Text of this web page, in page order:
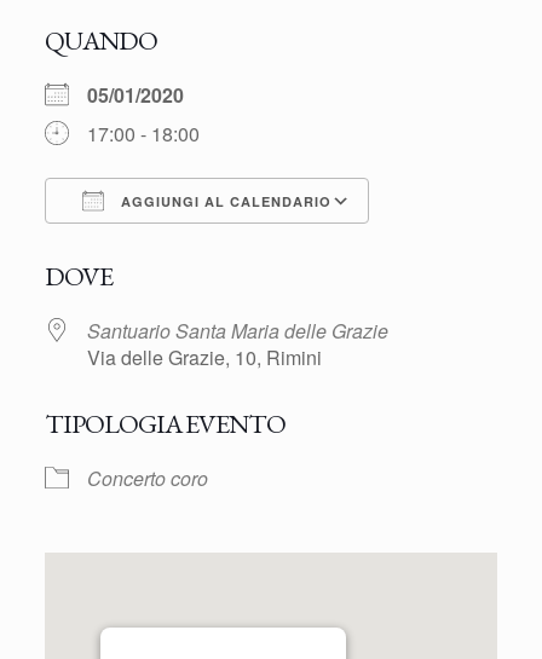
QUANDO
05/01/2020
17:00 - 18:00
AGGIUNGI AL CALENDARIO
DOVE
Santuario Santa Maria delle Grazie
Via delle Grazie, 10, Rimini
TIPOLOGIA EVENTO
Concerto coro